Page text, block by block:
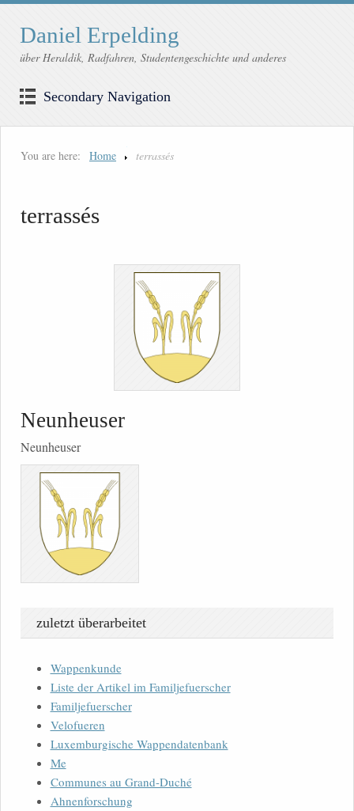
Daniel Erpelding
über Heraldik, Radfahren, Studentengeschichte und anderes
Secondary Navigation
You are here: Home terrassés
terrassés
Neunheuser
Neunheuser
zuletzt überarbeitet
Wappenkunde
Liste der Artikel im Familjefuerscher
Familjefuerscher
Velofueren
Luxemburgische Wappendatenbank
Me
Communes au Grand-Duché
Ahnenforschung